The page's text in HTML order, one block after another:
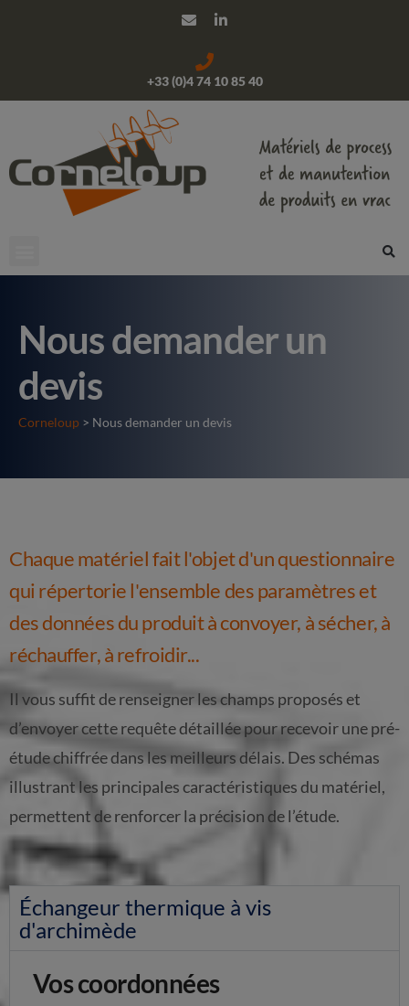
+33 (0)4 74 10 85 40
Nous demander un
devis
Corneloup > Nous demander un devis
Chaque matériel fait l'objet d'un questionnaire
qui répertorie l'ensemble des paramètres et
des données du produit à convoyer, à sécher, à
réchauffer, à refroidir...
Il vous suffit de renseigner les champs proposés et
d’envoyer cette requête détaillée pour recevoir une pré-
étude chiffrée dans les meilleurs délais. Des schémas
illustrant les principales caractéristiques du matériel,
permettent de renforcer la précision de l’étude.
Échangeur thermique à vis
d'archimède
Vos coordonnées